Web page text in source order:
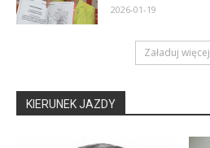
2026-01-19
Załaduj więcej
KIERUNEK JAZDY